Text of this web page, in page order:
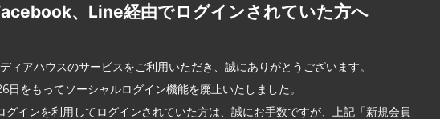
、Line経由でログインされていた方へ
ィアハウスのサービスをご利用いただき、誠にありがとうございます。
日をもってソーシャルログイン機能を廃止いたしました。
グインを利用してログインされていた方は、誠にお手数ですが、上記「新規会員